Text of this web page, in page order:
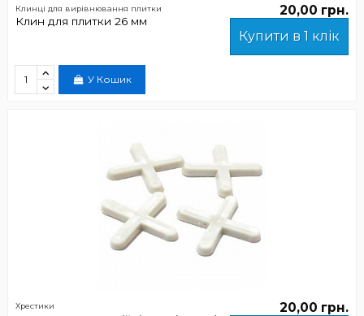
Клинці для вирівнювання плитки
Клин для плитки 26 мм
20,00 грн.
Купити в 1 клік
У Кошик
Хрестики
20,00 грн.